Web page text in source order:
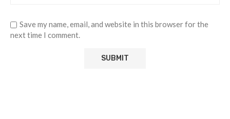
Save my name, email, and website in this browser for the
next time I comment.